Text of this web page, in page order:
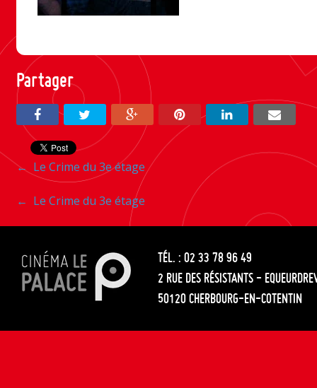
Partager
Navigation
entre
les
articles
← Le Crime du 3e étage
Navigation
entre
les
articles
← Le Crime du 3e étage
TÉL. : 02 33 78 96 49
2 RUE DES RÉSISTANTS -
50120 CHERBOURG-EN-COTENTIN